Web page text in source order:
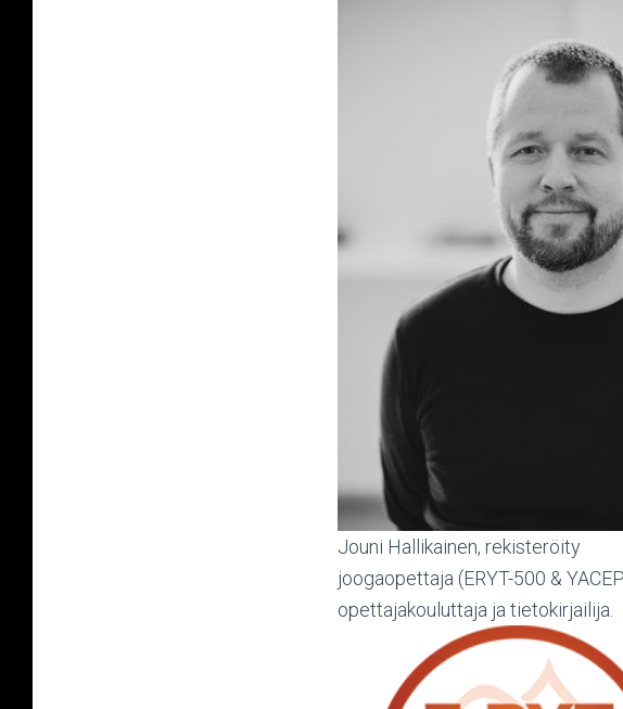
Jouni Hallikainen, rekisteröity
joogaopettaja (ERYT-500 &
opettajakouluttaja ja tietokirjailija.